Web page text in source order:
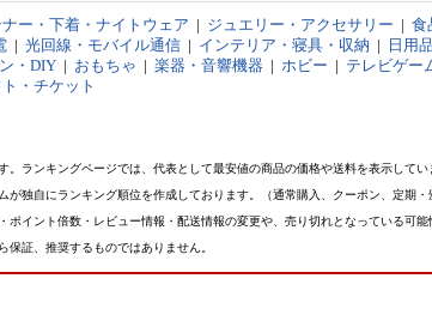
ナー・下着・ナイトウェア | ジュエリー・アクセサリー | 食
| 光回線・モバイル通信 | インテリア・寝具・収納 | 日用
・DIY | おもちゃ | 楽器・音響機器 | ホビー | テレビゲー
・チケット
ランキングページでは、代表として最安値の商品の価格や送料を表示してい
独自にランキング順位を作成しております。（通常購入、クーポン、定期
イント倍数・レビュー情報・配送情報の変更や、売り切れとなっている可能
証、推奨するものではありません。